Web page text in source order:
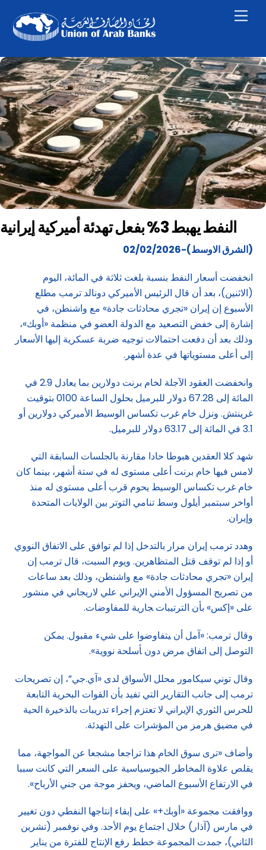
content
النفط يهبط 3% بفعل تهدئة أميركية إيرانية
(الشرق الاوسط)-02/02/2026
انخفضت أسعار النفط بنسبة بلغت ثلاثة في المائة، اليوم
(الاثنين)، بعد أن قال الرئيس الأميركي دونالد ترمب مطلع
الأسبوع إن إيران «تجري محادثات جادة» مع ​واشنطن، في
إشارة إلى خفض التصعيد مع الدولة العضو في منظمة «أوبك»،
وذلك بعد أن دفعت احتمالات توجيه ضربة عسكرية إليها الأسعار
إلى أعلى مستوياتها في عدة أشهر.
وانخفضت العقود الآجلة لخام برنت دولارين بما يعادل 2.9 في
المائة إلى 67.28 دولار للبرميل بحلول الساعة 0100 بتوقيت
غرينتش. ونزل خام غرب تكساس الوسيط الأميركي دولارين أو
3.1 في المائة إلى ‌63.17 دولار للبرميل.
شهد ‌كلا العقدين هبوطا حادا مقارنة بالجلسات ‌السابقة ⁠التي ​
لامس فيها ‌خام برنت أعلى مستوى له في ستة أشهر، بينما كان
خام غرب تكساس الوسيط يحوم قرب أعلى مستوى له منذ
أواخر سبتمبر أيلول وسط تنامي التوتر بين الولايات المتحدة
وإيران.
وهدد ترمب إيران مرار بالتدخل إذا لم توافق على الاتفاق النووي
أو إذا لم توقف قتل المتظاهرين. ويوم السبت، قال ترمب إن
إيران «تجري ⁠محادثات جادة» مع واشنطن، وذلك بعد ساعات
من تصريح المسؤول الأمني الإيراني علي ‌لاريجاني في منشور
على «إكس» بأن الترتيبات ‍جارية للمفاوضات.
وقال ترمب: «آمل أن ‍يتفاوضوا على شيء مقبول. يمكن
التوصل إلى اتفاق مرض دون ‍أسلحة نووية».
وقال توني سيكامور محلل الأسواق لدى «آي.جي”، إن تصريحات
ترمب إلى جانب التقارير التي تفيد بأن القوات البحرية التابعة
للحرس الثوري الإيراني لا تعتزم إجراء تدريبات بالذخيرة الحية
في مضيق هرمز من المؤشرات ​على التهدئة.
وأضاف «ترى سوق الخام هذا تراجعا مشجعا عن المواجهة، مما
يقلص علاوة المخاطر الجيوسياسية على السعر ⁠التي كانت سببا
في الارتفاع الأسبوع الماضي، ويحفز موجة من جني الأرباح».
ووافقت مجموعة «أوبك+» على إبقاء إنتاجها النفطي دون تغيير
في مارس (آذار) خلال اجتماع يوم الأحد. وفي نوفمبر (تشرين
الثاني)، جمدت المجموعة خطط رفع الإنتاج للفترة من يناير